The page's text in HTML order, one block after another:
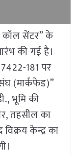
कॉल सेंटर” के
की गई है।
181 पर
(मार्कफेड)”
भूमि की
तहसील का
केन्द्र का